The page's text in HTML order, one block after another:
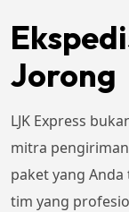
Jorong
LJK Express
mitra
paket yang
tim yang